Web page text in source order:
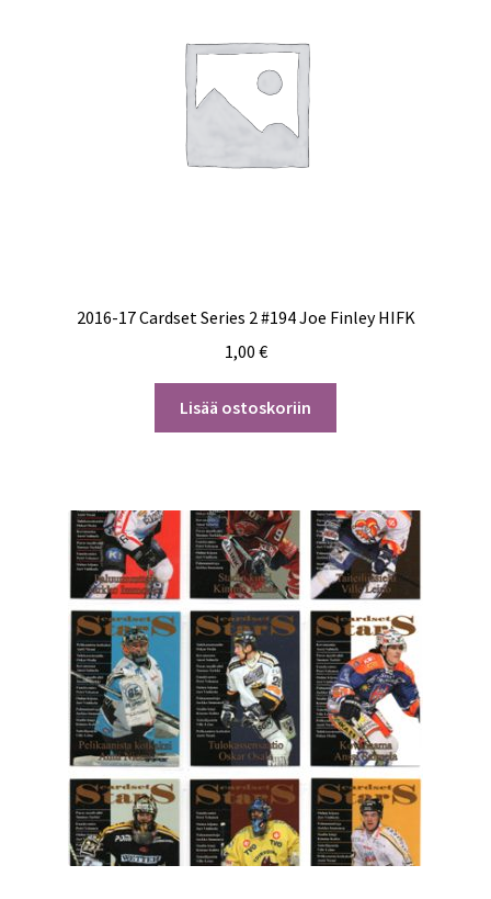
2016-17 Cardset Series 2 #194 Joe Finley HIFK
1,00 €
Lisää ostoskoriin